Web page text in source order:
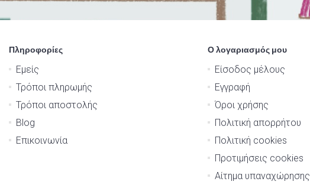
Πληροφορίες
Εμείς
Τρόποι πληρωμής
Τρόποι αποστολής
Blog
Επικοινωνία
Ο λογαριασμός μου
Είσοδος μέλους
Εγγραφή
Όροι χρήσης
Πολιτική απορρήτου
Πολιτική cookies
Προτιμήσεις cookies
Αίτημα υπαναχώρησης